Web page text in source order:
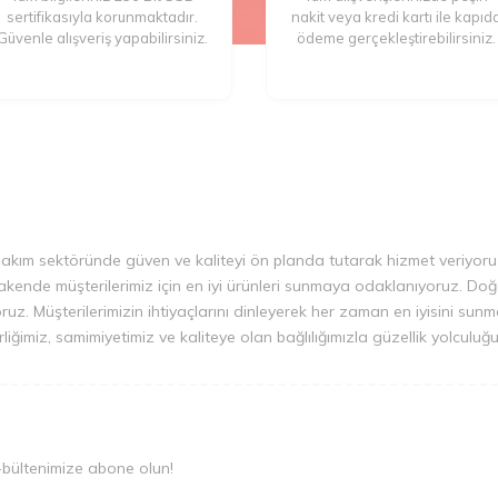
sertifikasıyla korunmaktadır.
alışveriş yapabilirsiniz.
nakit veya kredi kartı ile
ödeme gerçekleştirebilirsiniz.
sektöründe güven ve kaliteyi ön planda tutarak hizmet
müşterilerimiz için en iyi ürünleri sunmaya odaklanıyoruz.
Müşterilerimizin ihtiyaçlarını dinleyerek her zaman en iyisini
samimiyetimiz ve kaliteye olan bağlılığımızla güzellik
abone olun!